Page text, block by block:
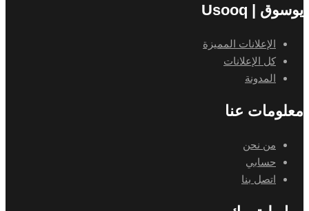
يوسوق | Usooq
الإعلانات المميزة
كل الإعلانات
المدونة
معلومات عنا
من نحن
حسابي
اتصل بنا